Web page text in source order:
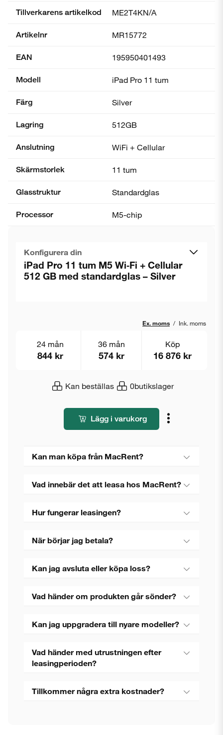
Tillverkarens artikelkod ME2T4KN/A
Artikelnr MR15772
EAN 195950401493
Modell iPad Pro 11 tum
Färg Silver
Lagring 512GB
Anslutning WiFi + Cellular
Skärmstorlek 11 tum
Glasstruktur Standardglas
Processor M5-chip
Konfigurera din
iPad Pro 11 tum M5 Wi‑Fi + Cellular
512 GB med standardglas – Silver
Ex. moms / Ink. moms
Kan beställas 0butikslager
24 mån
844 kr
36 mån
574 kr
Köp
16 876 kr
Lägg i varukorg
Kan man köpa från MacRent?
Vad innebär det att leasa hos MacRent?
Hur fungerar leasingen?
När börjar jag betala?
Kan jag avsluta eller köpa loss?
Vad händer om produkten går sönder?
Kan jag uppgradera till nyare modeller?
Vad händer med utrustningen efter
leasingperioden?
Tillkommer några extra kostnader?